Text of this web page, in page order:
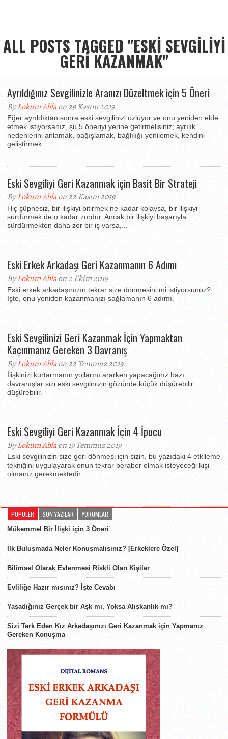
ALL POSTS TAGGED "ESKI SEVGILIYI
GERI KAZANMAK"
Ayrıldığınız Sevgilinizle Aranızı Düzeltmek için 5 Öneri
ByLokum Ablaon 29 Kasım 2019
Eğer ayrıldıktan sonra eski sevgilinizi özlüyor ve onu yeniden elde
etmek istiyorsanız, şu 5 öneriyi yerine getirmelisiniz; ayrılık
nedenlerini anlamak, bağışlamak, bağlılığı yenilemek, kendini
geliştirmek...
Eski Sevgiliyi Geri Kazanmak için Basit Bir Strateji
ByLokum Ablaon 22 Kasım 2019
Hiç şüphesiz, bir ilişkiyi bitirmek ne kadar kolaysa, bir ilişkiyi
sürdürmek de o kadar zordur. Ancak bir ilişkiyi başarıyla
sürdürmekten daha zor bir iş varsa,...
Eski Erkek Arkadaşı Geri Kazanmanın 6 Adımı
ByLokum Ablaon 2 Ekim 2019
Eski erkek arkadaşınızın tekrar size dönmesini mi istiyorsunuz?
İşte, onu yeniden kazanmanızı sağlamanın 6 adımı.
Eski Sevgilinizi Geri Kazanmak İçin Yapmaktan
Kaçınmanız Gereken 3 Davranış
ByLokum Ablaon 22 Temmuz 2019
İlişkinizi kurtarmanın yollarını ararken yapacağınız bazı
davranışlar sizi eski sevgilinizin gözünde küçük düşürebilir
düşürebilir.
Eski Sevgiliyi Geri Kazanmak İçin 4 İpucu
ByLokum Ablaon 19 Temmuz 2019
Eski sevgilinizin size geri dönmesi için sizin, bu yazıdaki 4 etkileme
tekniğini uygulayarak onun tekrar beraber olmak isteyeceği kişi
olmanız gerekmektedir.
POPULER SON YAZILAR YORUMLAR
Mükemmel Bir İlişki için 3 Öneri
İlk Buluşmada Neler Konuşmalısınız? [Erkeklere Özel]
Bilimsel Olarak Evlenmesi Riskli Olan Kişiler
Evliliğe Hazır mısınız? İşte Cevabı
Yaşadığınız Gerçek bir Aşk mı, Yoksa Alışkanlık mı?
Sizi Terk Eden Kız Arkadaşınızı Geri Kazanmak için Yapmanız
Gereken Konuşma